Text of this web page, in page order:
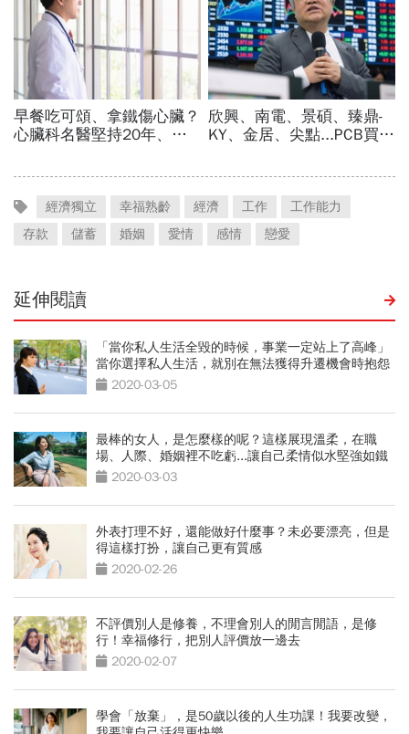
經濟獨立 幸福熟齡 經濟 工作
工作能力
存款
儲蓄 婚姻 愛情 感情 戀愛
延伸閱讀
「當你私人生活全毀的時候，事業一定站上了高峰」
當你選擇私人生活，就別在無法獲得升遷機會時抱怨
2020-03-05
最棒的女人，是怎麼樣的呢？這樣展現溫柔，在職
場、人際、婚姻裡不吃虧...讓自己柔情似水堅強如鐵
2020-03-03
外表打理不好，還能做好什麼事？未必要漂亮，但是
得這樣打扮，讓自己更有質感
2020-02-26
不評價別人是修養，不理會別人的閒言閒語，是修
行！幸福修行，把別人評價放一邊去
2020-02-07
學會「放棄」，是50歲以後的人生功課！我要改變，